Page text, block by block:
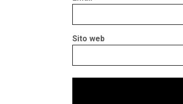
Sito web